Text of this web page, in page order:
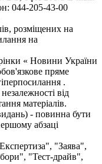
044-205-43-00
розміщених на
на
« Новини України
пряме
.
від
матеріалів.
- повинна бути
абзаці
"Заява",
"Тест-драйв",